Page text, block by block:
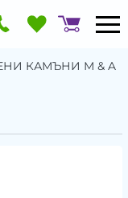
КАМЪНИ М & A